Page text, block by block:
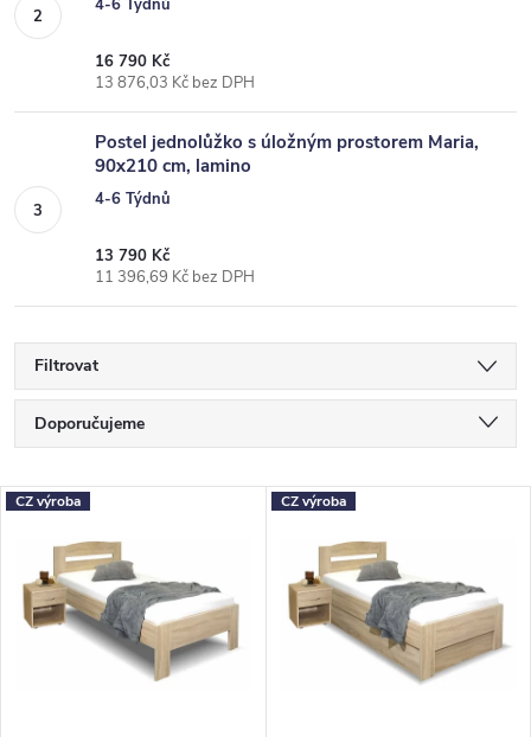
4-6 Týdnů
16 790 Kč
13 876,03 Kč bez DPH
Postel jednolůžko s úložným prostorem Maria,
90x210 cm, lamino
4-6 Týdnů
13 790 Kč
11 396,69 Kč bez DPH
Filtrovat
a
z
n
Doporučujeme
Nejdražší
Nejprodávanější
Abecedně
V
p
CZ výroba CZ výroba